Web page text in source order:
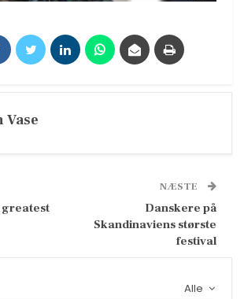
Vase
greatest
NÆSTE
Danskere på
Skandinaviens største
festival
Alle